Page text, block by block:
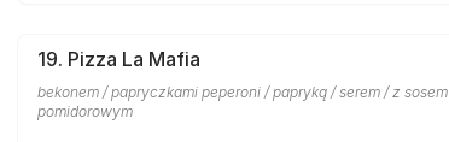
19. Pizza La Mafia
bekonem / papryczkami peperoni / papryką / serem / z sosem
pomidorowym